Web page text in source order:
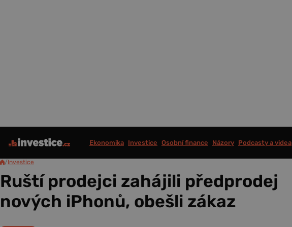
Ekonomika Investice Osobní finance Názory Podcasty a videa
/Investice
Ruští prodejci zahájili předprodej
nových iPhonů, obešli zákaz